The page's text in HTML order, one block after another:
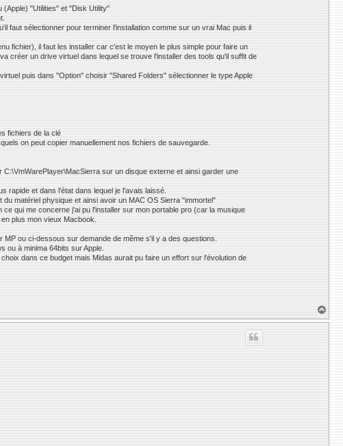
(Apple) "Utilities" et "Disk Utility"
faut sélectionner pour terminer l'installation comme sur un vrai Mac puis il
fichier), il faut les installer car c'est le moyen le plus simple pour faire un
créer un drive virtuel dans lequel se trouve l'installer des tools qu'il suffit de
puis dans "Option" choisir "Shared Folders" sélectionner le type Apple
fichiers de la clé
on peut copier manuellement nos fichiers de sauvegarde.
sur un disque externe et ainsi garder une
rapide et dans l'état dans lequel je l'avais laissé.
matériel physique et ainsi avoir un MAC OS Sierra "immortel"
qui me concerne j'ai pu l'installer sur mon portable pro (car la musique
plus mon vieux Macbook.
ou ci-dessous sur demande de même s'il y a des questions.
ou à minima 64bits sur Apple.
dans ce budget mais Midas aurait pu faire un effort sur l'évolution de
a